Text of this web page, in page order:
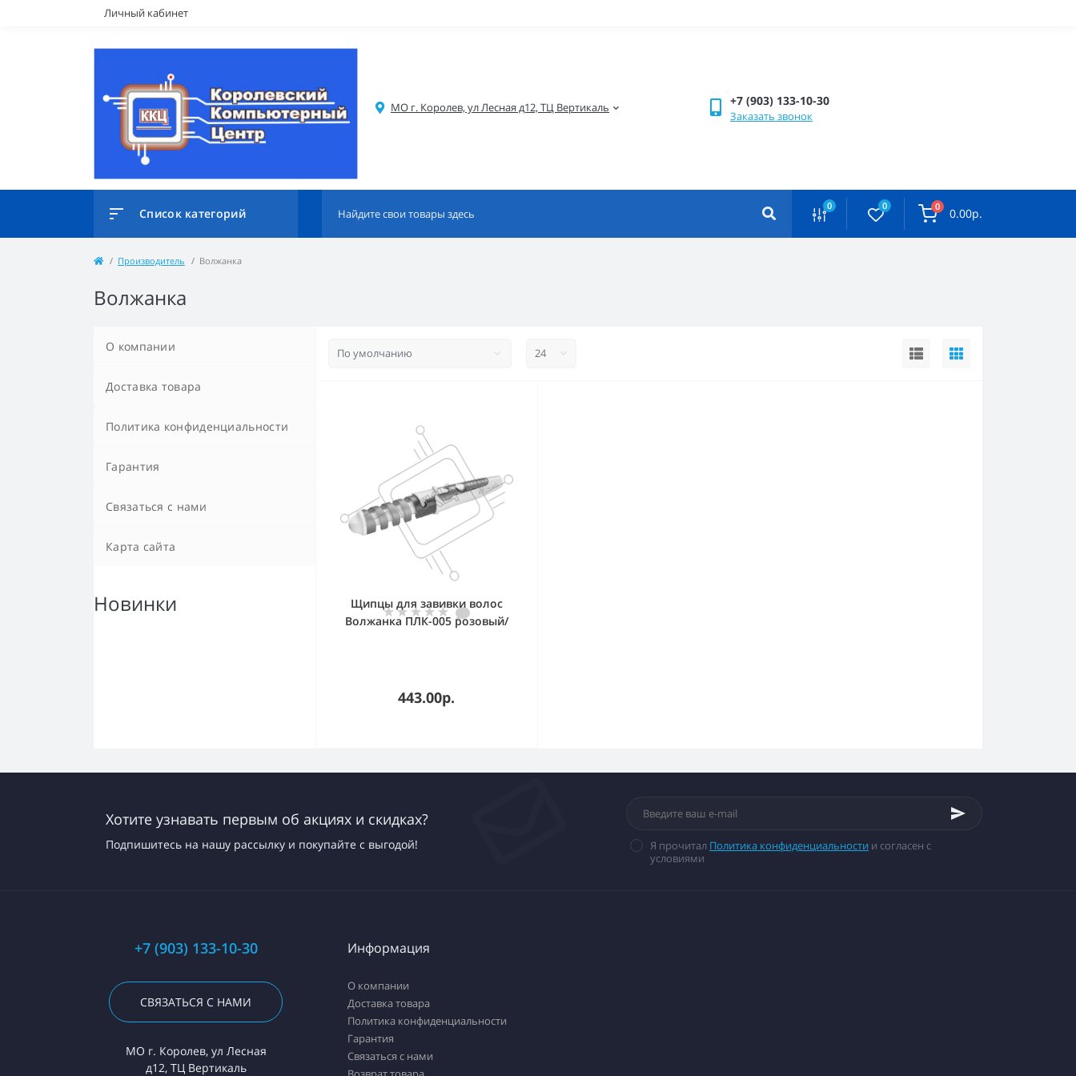
Личный кабинет
МО г. Королев, ул Лесная д12, ТЦ Вертикаль +7 (903) 133-10-30
Заказать звонок
Список категорий 0 0 0 0.00р.
Производитель Волжанка
Волжанка
О компании
Доставка товара
Политика конфиденциальности
Гарантия
Связаться с нами
Карта сайта
Новинки
Щипцы для завивки волос
Волжанка ПЛК-005 розовый/
443.00р.
Хотите узнавать первым об акциях и скидках?
Подпишитесь на нашу рассылку и покупайте с выгодой! Я прочитал Политика конфиденциальности и согласен с
условиями
+7 (903) 133-10-30
СВЯЗАТЬСЯ С НАМИ
МО г. Королев, ул Лесная
д12, ТЦ Вертикаль
Информация
О компании
Доставка товара
Политика конфиденциальности
Гарантия
Связаться с нами